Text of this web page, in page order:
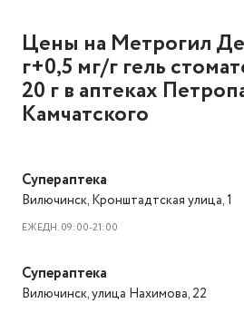
Цены на Метрогил
г+0,5 мг/г гель
20 г в аптеках
Камчатского
Супераптека
Вилючинск, Кронштадтская улица, 1
ЕЖЕДН. 09:00-21:00
Супераптека
Вилючинск, улица Нахимова, 22